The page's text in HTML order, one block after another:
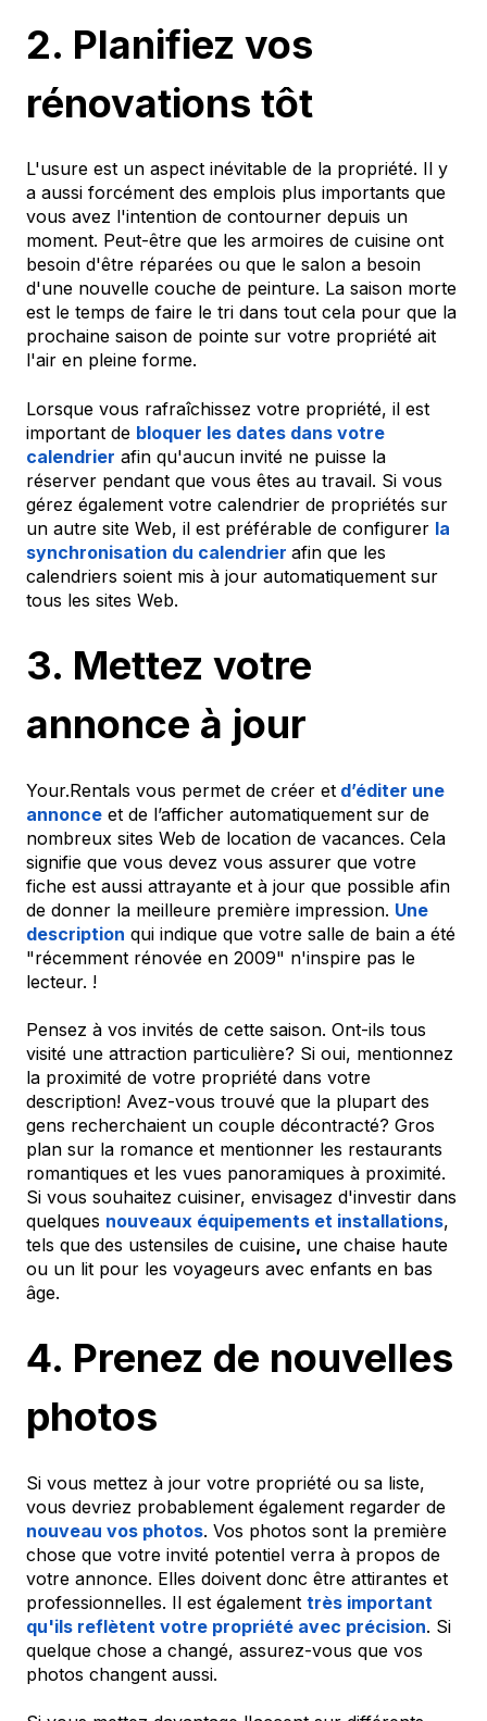
2. Planifiez vos
rénovations tôt
L'usure est un aspect inévitable de la propriété. Il y
a aussi forcément des emplois plus importants que
vous avez l'intention de contourner depuis un
moment. Peut-être que les armoires de cuisine ont
besoin d'être réparées ou que le salon a besoin
d'une nouvelle couche de peinture. La saison morte
est le temps de faire le tri dans tout cela pour que la
prochaine saison de pointe sur votre propriété ait
l'air en pleine forme.
Lorsque vous rafraîchissez votre propriété, il est
important de bloquer les dates dans votre
calendrier afin qu'aucun invité ne puisse la
réserver pendant que vous êtes au travail. Si vous
gérez également votre calendrier de propriétés sur
un autre site Web, il est préférable de configurer la
synchronisation du calendrier afin que les
calendriers soient mis à jour automatiquement sur
tous les sites Web.
3. Mettez votre
annonce à jour
Your.Rentals vous permet de créer et d’éditer une
annonce et de l’afficher automatiquement sur de
nombreux sites Web de location de vacances. Cela
signifie que vous devez vous assurer que votre
fiche est aussi attrayante et à jour que possible afin
de donner la meilleure première impression. Une
description qui indique que votre salle de bain a été
"récemment rénovée en 2009" n'inspire pas le
lecteur. !
Pensez à vos invités de cette saison. Ont-ils tous
visité une attraction particulière? Si oui, mentionnez
la proximité de votre propriété dans votre
description! Avez-vous trouvé que la plupart des
gens recherchaient un couple décontracté? Gros
plan sur la romance et mentionner les restaurants
romantiques et les vues panoramiques à proximité.
Si vous souhaitez cuisiner, envisagez d'investir dans
quelques nouveaux équipements et installations,
tels que des ustensiles de cuisine, une chaise haute
ou un lit pour les voyageurs avec enfants en bas
âge.
4. Prenez de nouvelles
photos
Si vous mettez à jour votre propriété ou sa liste,
vous devriez probablement également regarder de
nouveau vos photos. Vos photos sont la première
chose que votre invité potentiel verra à propos de
votre annonce. Elles doivent donc être attirantes et
professionnelles. Il est également très important
qu'ils reflètent votre propriété avec précision. Si
quelque chose a changé, assurez-vous que vos
photos changent aussi.